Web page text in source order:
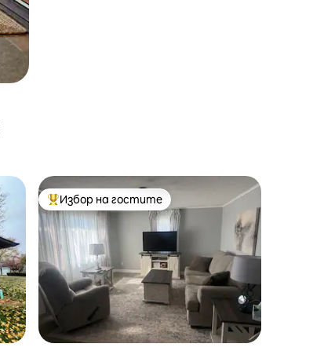
Най-популярен избор на гостите
Избор на гостите